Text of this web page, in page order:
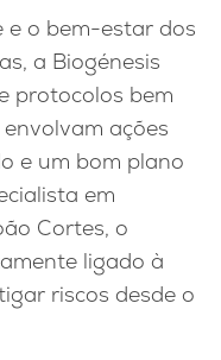
o bem-estar dos
a Biogénesis
protocolos bem
ações
e um bom plano
em
Cortes, o
ligado à
riscos desde o